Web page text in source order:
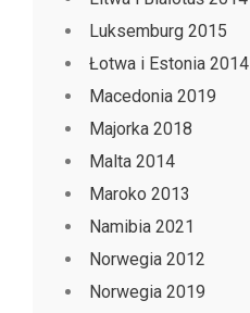
Luksemburg 2015
Łotwa i Estonia 2014
Macedonia 2019
Majorka 2018
Malta 2014
Maroko 2013
Namibia 2021
Norwegia 2012
Norwegia 2019